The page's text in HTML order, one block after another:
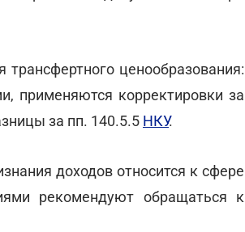
ценообразования:
применяются корректировки за
за пп. 140.5.5 НКУ.
доходов относится к сфере
рекомендуют обращаться к